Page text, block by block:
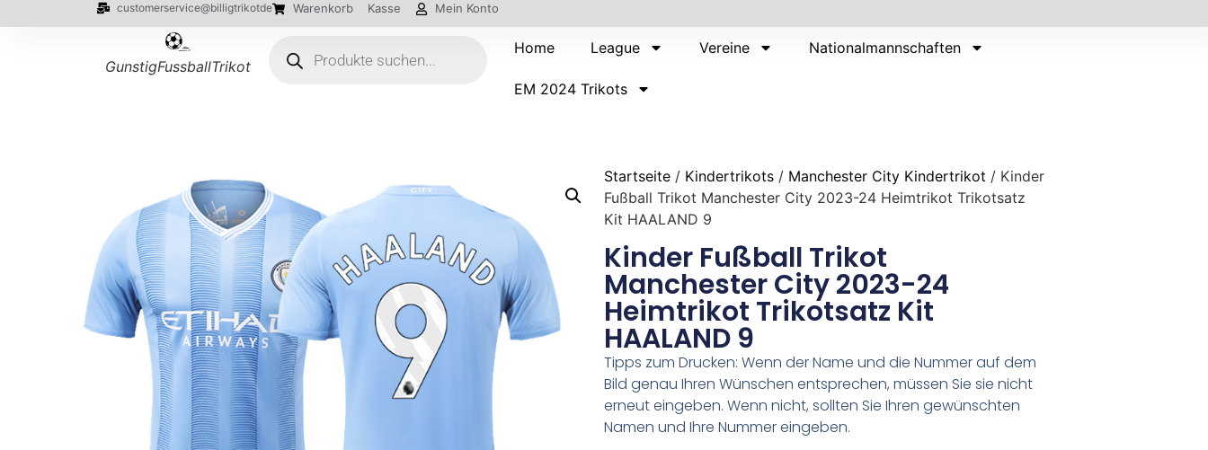
customerservice@billigtrikotde Warenkorb Kasse Mein Konto
GunstigFussballTrikot
Home League Vereine Nationalmannschaften
EM 2024 Trikots
Startseite / Kindertrikots / Manchester City Kindertrikot / Kinder
Fußball Trikot Manchester City 2023-24 Heimtrikot Trikotsatz
Kit HAALAND 9
Kinder Fußball Trikot
Manchester City 2023-24
Heimtrikot Trikotsatz Kit
HAALAND 9
Tipps zum Drucken: Wenn der Name und die Nummer auf dem
Bild genau Ihren Wünschen entsprechen, müssen Sie sie nicht
erneut eingeben. Wenn nicht, sollten Sie Ihren gewünschten
Namen und Ihre Nummer eingeben.